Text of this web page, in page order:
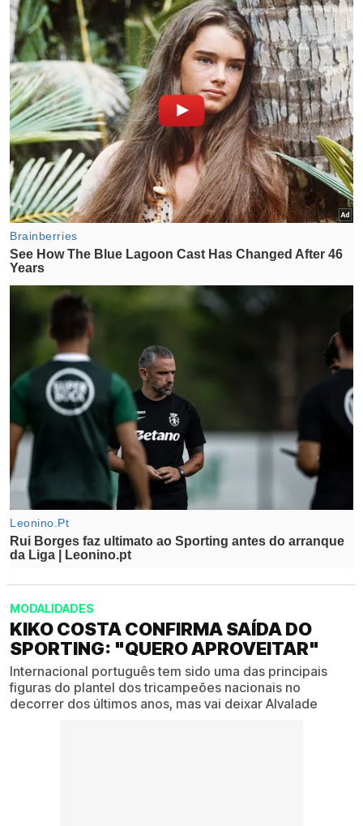
MODALIDADES
KIKO COSTA CONFIRMA SAÍDA DO
SPORTING: "QUERO APROVEITAR"
Internacional português tem sido uma das principais
figuras do plantel dos tricampeões nacionais no
decorrer dos últimos anos, mas vai deixar Alvalade